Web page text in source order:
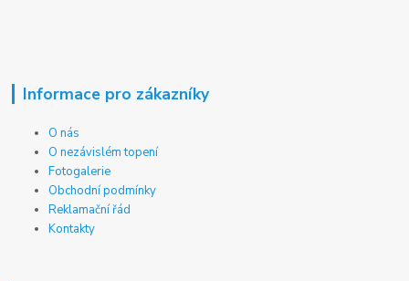
Informace pro zákazníky
O nás
O nezávislém topení
Fotogalerie
Obchodní podmínky
Reklamační řád
Kontakty